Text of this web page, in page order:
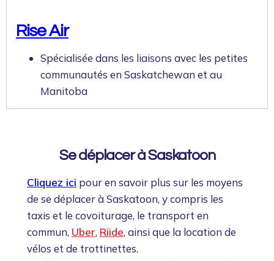
Rise Air
Spécialisée dans les liaisons avec les petites
communautés en Saskatchewan et au
Manitoba
Se déplacer à Saskatoon
Cliquez ici pour en savoir plus sur les moyens
de se déplacer à Saskatoon, y compris les
taxis et le covoiturage, le transport en
commun, Uber, Riide, ainsi que la location de
vélos et de trottinettes.